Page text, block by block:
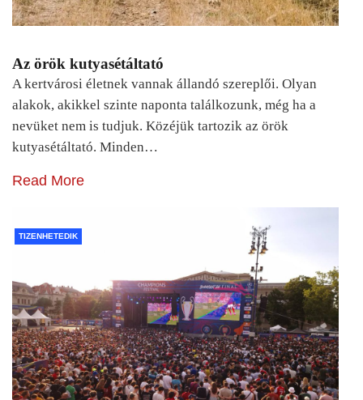
Az örök kutyasétáltató
A kertvárosi életnek vannak állandó szereplői. Olyan
alakok, akikkel szinte naponta találkozunk, még ha a
nevüket nem is tudjuk. Közéjük tartozik az örök
kutyasétáltató. Minden…
Read More
TIZENHETEDIK